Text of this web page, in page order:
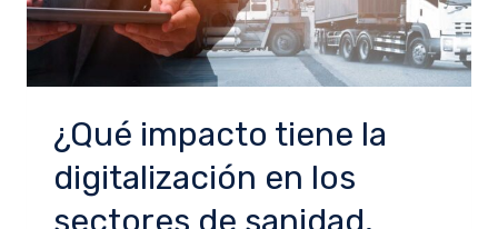
¿Qué impacto tiene la
digitalización en los
sectores de sanidad,